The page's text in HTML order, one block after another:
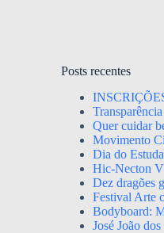
Posts recentes
Quer cuidar
Movimento
Dia do
Hic-Necton
Dez dragões
Festival Arte
Bodyboard:
José João